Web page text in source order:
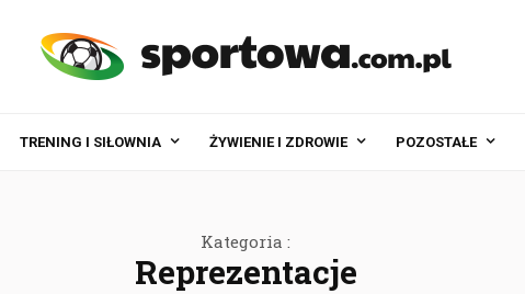
TRENING I SIŁOWNIA ŻYWIENIE I ZDROWIE POZOSTAŁE
Kategoria :
Reprezentacje